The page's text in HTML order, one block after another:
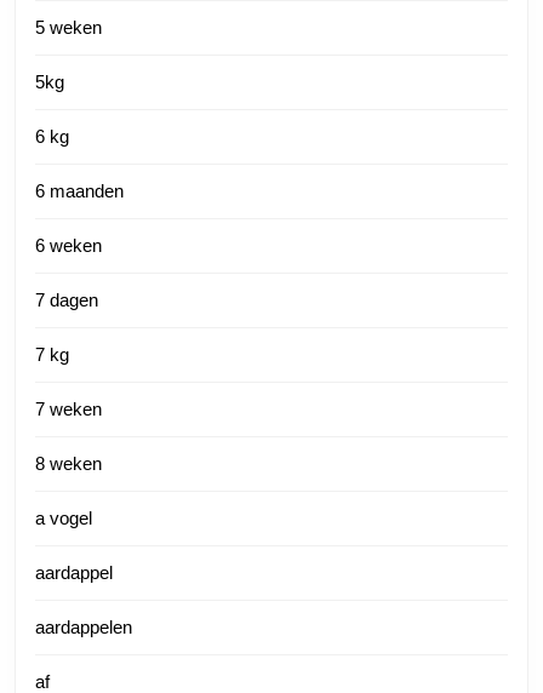
5 weken
5kg
6 kg
6 maanden
6 weken
7 dagen
7 kg
7 weken
8 weken
a vogel
aardappel
aardappelen
af